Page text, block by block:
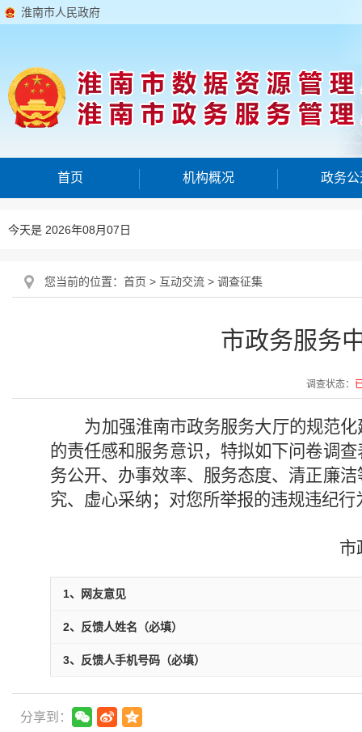
淮南市人民政府
首页 机构概况 政务公
今天是 2026年08月07日
您当前的位置： 首页 > 互动交流 > 调查征集
市政务服务
调查状态：
为加强淮南市政务服务大厅的规范
的责任感和服务意识，特拟如下问卷调
务公开、办事效率、服务态度、清正廉
究、虚心采纳；对您所举报的违规违纪
市
1、网友意见
2、反馈人姓名（必填）
3、反馈人手机号码（必填）
分享到：